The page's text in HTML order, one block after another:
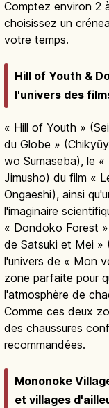
Comptez environ 2
choisissez un
votre temps.
Hill of Youth &
l'univers des
« Hill of Youth »
du Globe »
wo Sumaseba), le
Jimusho) du film «
Ongaeshi), ainsi
l'imaginaire
« Dondoko Forest
de Satsuki et Mei »
l'univers de « Mon
zone parfaite pour
l'atmosphère de
Comme ces deux
des chaussures
recommandées.
Mononoke
et villages